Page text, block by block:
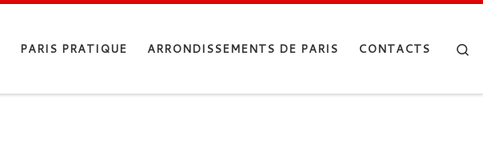
PARIS PRATIQUE ARRONDISSEMENTS DE PARIS CONTACTS